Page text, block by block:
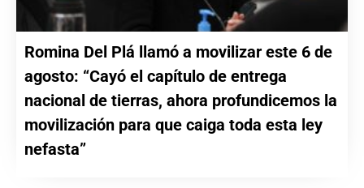
Romina Del Plá llamó a movilizar este 6 de
agosto: “Cayó el capítulo de entrega
nacional de tierras, ahora profundicemos la
movilización para que caiga toda esta ley
nefasta”